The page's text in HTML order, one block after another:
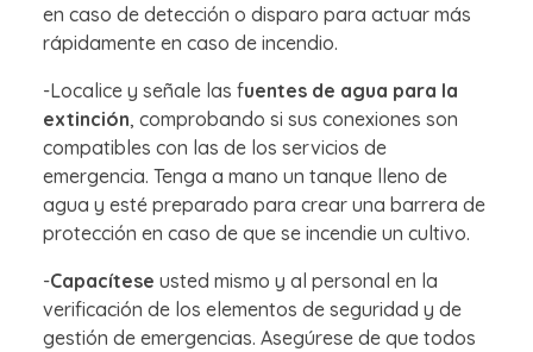
en caso de detección o disparo para actuar más
rápidamente en caso de incendio.
-Localice y señale las fuentes de agua para la
extinción, comprobando si sus conexiones son
compatibles con las de los servicios de
emergencia. Tenga a mano un tanque lleno de
agua y esté preparado para crear una barrera de
protección en caso de que se incendie un cultivo.
-Capacítese usted mismo y al personal en la
verificación de los elementos de seguridad y de
gestión de emergencias. Asegúrese de que todos